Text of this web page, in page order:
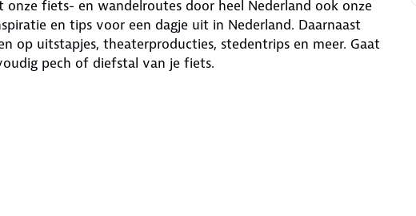
fiets- en wandelroutes door heel Nederland ook onze
en tips voor een dagje uit in Nederland. Daarnaast
op uitstapjes, theaterproducties, stedentrips en meer. Gaat
pech of diefstal van je fiets.